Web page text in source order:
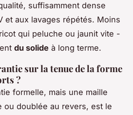
suffisamment dense
et aux lavages répétés. Moins
qui peluche ou jaunit vite -
du solide à long terme.
sur la tenue de la forme
?
formelle, mais une maille
ou doublée au revers, est le